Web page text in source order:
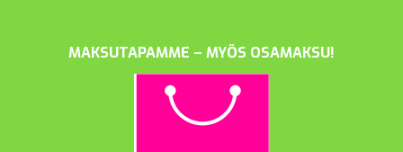
MAKSUTAPAMME – MYÖS OSAMAKSU!